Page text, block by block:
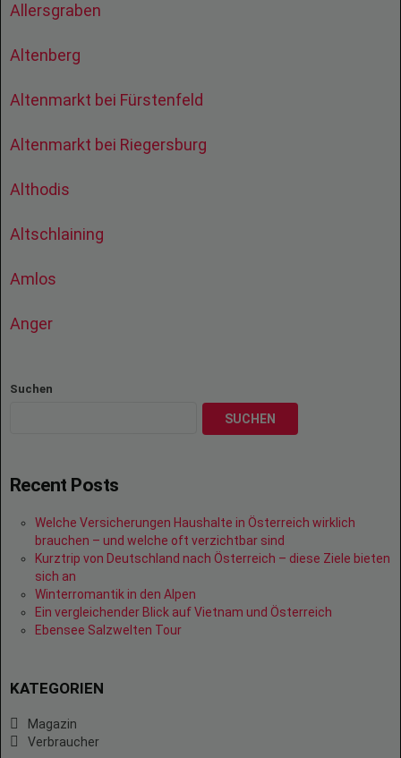
Allersgraben
Altenberg
Altenmarkt bei Fürstenfeld
Altenmarkt bei Riegersburg
Althodis
Altschlaining
Amlos
Anger
Suchen
SUCHEN
Recent Posts
Welche Versicherungen Haushalte in Österreich wirklich
brauchen – und welche oft verzichtbar sind
Kurztrip von Deutschland nach Österreich – diese Ziele bieten
sich an
Winterromantik in den Alpen
Ein vergleichender Blick auf Vietnam und Österreich
Ebensee Salzwelten Tour
KATEGORIEN
Magazin
Verbraucher